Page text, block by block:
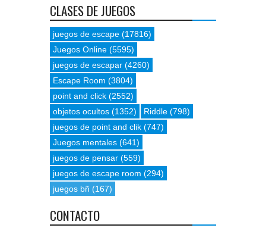
CLASES DE JUEGOS
juegos de escape (17816)
Juegos Online (5595)
juegos de escapar (4260)
Escape Room (3804)
point and click (2552)
objetos ocultos (1352) Riddle (798)
juegos de point and clik (747)
Juegos mentales (641)
juegos de pensar (559)
juegos de escape room (294)
juegos bñ (167)
CONTACTO